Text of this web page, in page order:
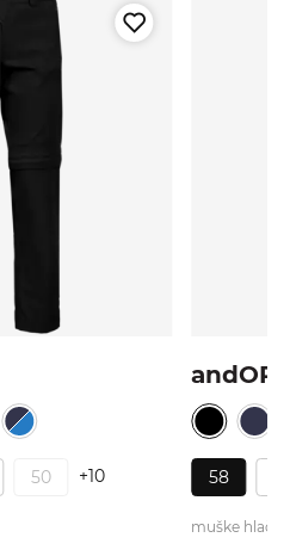
50 +10 58
muške hlače